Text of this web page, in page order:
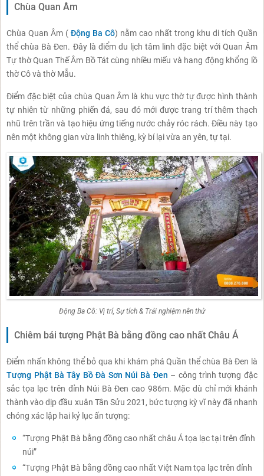
Chùa Quan Âm
Chùa Quan Âm (Động Ba Cô) nằm cao nhất trong khu di tích Quần
thể chùa Bà Đen. Đây là điểm du lịch tâm linh đặc biệt với Quan Âm
Tự thờ Quan Thế Âm Bồ Tát cùng nhiều miếu và hang động khổng lồ
thờ Cô và thờ Mẫu.
Điểm đặc biệt của chùa Quan Âm là khu vực thờ tự được hình thành
tự nhiên từ những phiến đá, sau đó mới được trang trí thêm thạch
nhũ trên trần và tạo hiệu ứng tiếng nước chảy róc rách. Điều này tạo
nên một không gian vừa linh thiêng, kỳ bí lại vừa an yên, tự tại.
Động Ba Cô: Vị trí, Sự tích & Trải nghiệm nên thử
Chiêm bái tượng Phật Bà bằng đồng cao nhất Châu Á
Điểm nhấn không thể bỏ qua khi khám phá Quần thể chùa Bà Đen là
Tượng Phật Bà Tây Bồ Đà Sơn Núi Bà Đen – công trình tượng đặc
sắc tọa lạc trên đỉnh Núi Bà Đen cao 986m. Mặc dù chỉ mới khánh
thành vào dịp đầu xuân Tân Sửu 2021, bức tượng kỳ vĩ này đã nhanh
chóng xác lập hai kỷ lục ấn tượng:
“Tượng Phật Bà bằng đồng cao nhất châu Á tọa lạc tại trên đỉnh
núi”
“Tượng Phật Bà bằng đồng cao nhất Việt Nam tọa lạc trên đỉnh